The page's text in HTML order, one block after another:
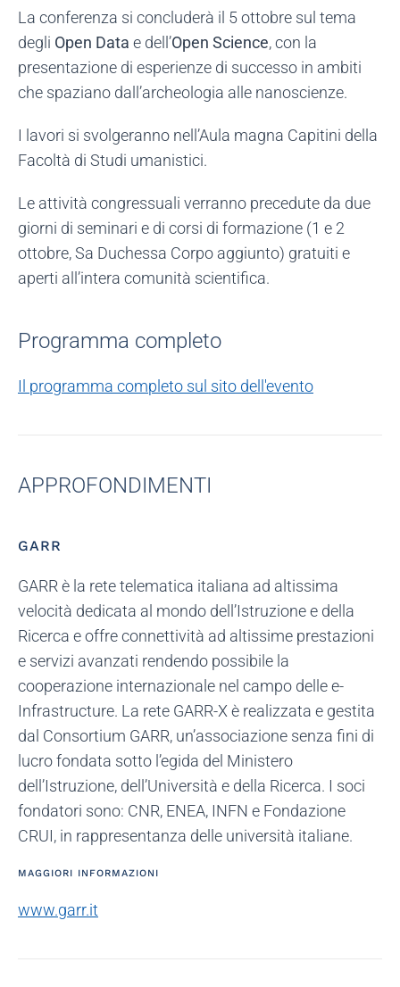
La conferenza si concluderà il 5 ottobre sul tema
degli Open Data e dell’Open Science, con la
presentazione di esperienze di successo in ambiti
che spaziano dall’archeologia alle nanoscienze.
I lavori si svolgeranno nell’Aula magna Capitini della
Facoltà di Studi umanistici.
Le attività congressuali verranno precedute da due
giorni di seminari e di corsi di formazione (1 e 2
ottobre, Sa Duchessa Corpo aggiunto) gratuiti e
aperti all’intera comunità scientifica.
Programma completo
Il programma completo sul sito dell'evento
APPROFONDIMENTI
GARR
GARR è la rete telematica italiana ad altissima
velocità dedicata al mondo dell’Istruzione e della
Ricerca e offre connettività ad altissime prestazioni
e servizi avanzati rendendo possibile la
cooperazione internazionale nel campo delle e-
Infrastructure. La rete GARR-X è realizzata e gestita
dal Consortium GARR, un’associazione senza fini di
lucro fondata sotto l’egida del Ministero
dell’Istruzione, dell’Università e della Ricerca. I soci
fondatori sono: CNR, ENEA, INFN e Fondazione
CRUI, in rappresentanza delle università italiane.
MAGGIORI INFORMAZIONI
www.garr.it